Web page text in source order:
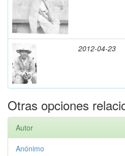
2012-04-23
Otras opciones
Autor
Anónimo